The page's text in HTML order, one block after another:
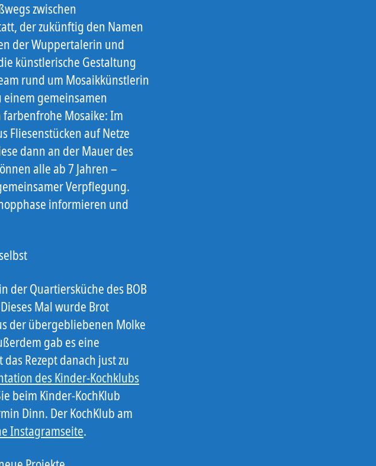
zwischen
der zukünftig den Namen
der Wuppertalerin und
künstlerische Gestaltung
rund um Mosaikkünstlerin
einem gemeinsamen
farbenfrohe Mosaike: Im
Fliesenstücken auf Netze
dann an der Mauer des
alle ab 7 Jahren –
Verpflegung.
informieren und
der Quartiersküche des BOB
Mal wurde Brot
der übergebliebenen Molke
gab es eine
Rezept danach just zu
des Kinder-Kochklubs
beim Kinder-KochKlub
Dinn. Der KochKlub am
Instagramseite.